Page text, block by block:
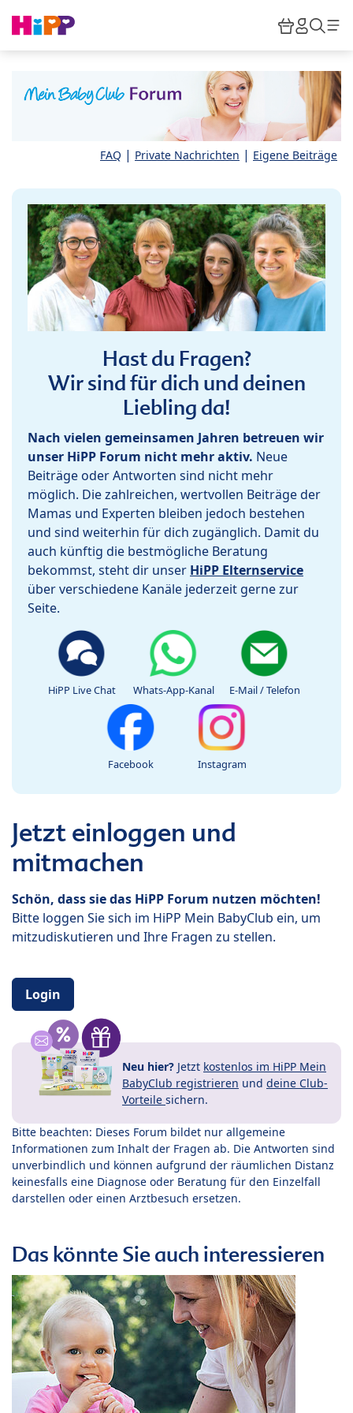
HiPP
FAQ | Private Nachrichten | Eigene Beiträge
Hast du Fragen?
Wir sind für dich und deinen
Liebling da!
Nach vielen gemeinsamen Jahren betreuen wir
unser HiPP Forum nicht mehr aktiv. Neue
Beiträge oder Antworten sind nicht mehr
möglich. Die zahlreichen, wertvollen Beiträge der
Mamas und Experten bleiben jedoch bestehen
und sind weiterhin für dich zugänglich. Damit du
auch künftig die bestmögliche Beratung
bekommst, steht dir unser HiPP Elternservice
über verschiedene Kanäle jederzeit gerne zur
Seite.
HiPP Live Chat Whats-App-Kanal E-Mail / Telefon
Facebook Instagram
Jetzt einloggen und
mitmachen
Schön, dass sie das HiPP Forum nutzen möchten!
Bitte loggen Sie sich im HiPP Mein BabyClub ein, um
mitzudiskutieren und Ihre Fragen zu stellen.
Login
Neu hier? Jetzt kostenlos im HiPP Mein
BabyClub registrieren und deine Club-
Vorteile sichern.
Bitte beachten: Dieses Forum bildet nur allgemeine
Informationen zum Inhalt der Fragen ab. Die Antworten sind
unverbindlich und können aufgrund der räumlichen Distanz
keinesfalls eine Diagnose oder Beratung für den Einzelfall
darstellen oder einen Arztbesuch ersetzen.
Das könnte Sie auch interessieren